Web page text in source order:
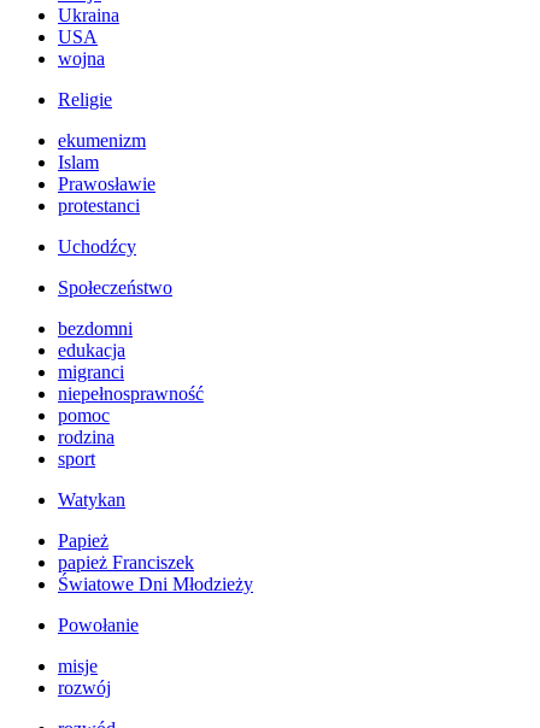
Ukraina
USA
wojna
Religie
ekumenizm
Islam
Prawosławie
protestanci
Uchodźcy
Społeczeństwo
bezdomni
edukacja
migranci
niepełnosprawność
pomoc
rodzina
sport
Watykan
Papież
papież Franciszek
Światowe Dni Młodzieży
Powołanie
misje
rozwój